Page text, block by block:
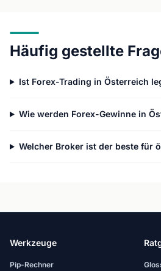
Häufig gestellte
Ist Forex-Trading in Österreich
Wie werden Forex-Gewinne in
Welcher Broker ist der beste für
Werkzeuge
Pip-Rechner